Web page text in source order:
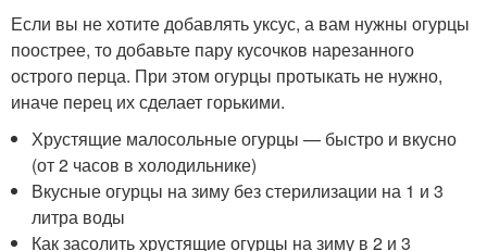
Если вы не хотите добавлять уксус, а вам нужны огурцы
поострее, то добавьте пару кусочков нарезанного
острого перца. При этом огурцы протыкать не нужно,
иначе перец их сделает горькими.
Хрустящие малосольные огурцы — быстро и вкусно
(от 2 часов в холодильнике)
Вкусные огурцы на зиму без стерилизации на 1 и 3
литра воды
Как засолить хрустящие огурцы на зиму в 2 и 3